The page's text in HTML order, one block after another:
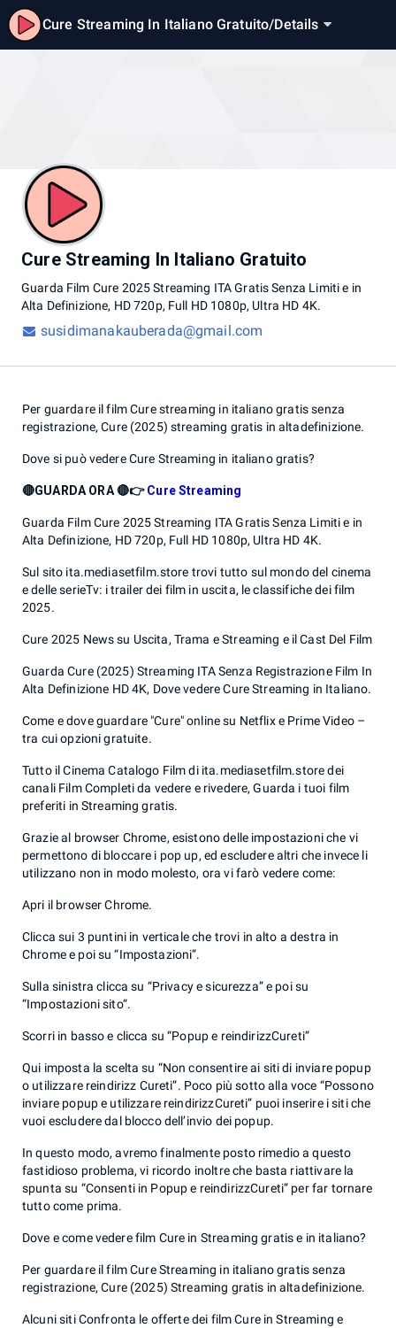
Cure Streaming In Italiano Gratuito/Details
Cure Streaming In Italiano Gratuito
Guarda Film Cure 2025 Streaming ITA Gratis Senza Limiti e in
Alta Definizione, HD720p, Full HD 1080p, Ultra HD 4K.
susidimanakauberada@gmail.com
Per guardare il film Cure streaming in italiano gratis senza
registrazione, Cure (2025) streaming gratis in altadefinizione.
Dove si può vedere Cure Streaming in italiano gratis?
🔴GUARDA ORA 🔴👉Cure Streaming
Guarda Film Cure 2025 Streaming ITA Gratis Senza Limiti e in
Alta Definizione, HD 720p, Full HD 1080p, Ultra HD 4K.
Sul sito ita.mediasetfilm.store trovi tutto sul mondo del cinema
e delle serieTv: i trailer dei film in uscita, le classifiche dei film
2025.
Cure 2025 News su Uscita, Trama e Streaming e il Cast Del Film
Guarda Cure (2025) Streaming ITA Senza Registrazione Film In
Alta Definizione HD 4K, Dove vedere Cure Streaming in Italiano.
Come e dove guardare "Cure" online su Netflix e Prime Video –
tra cui opzioni gratuite.
Tutto il Cinema Catalogo Film di ita.mediasetfilm.store dei
canali Film Completi da vedere e rivedere, Guarda i tuoi film
preferiti in Streaming gratis.
Grazie al browser Chrome, esistono delle impostazioni che vi
permettono di bloccare i pop up, ed escludere altri che invece li
utilizzano non in modo molesto, ora vi farò vedere come:
Apri il browser Chrome.
Clicca sui 3 puntini in verticale che trovi in alto a destra in
Chrome e poi su “Impostazioni”.
Sulla sinistra clicca su “Privacy e sicurezza” e poi su
“Impostazioni sito“.
Scorri in basso e clicca su “Popup e reindirizzCureti”
Qui imposta la scelta su “Non consentire ai siti di inviare popup
o utilizzare reindirizz Cureti”. Poco più sotto alla voce “Possono
inviare popup e utilizzare reindirizzCureti” puoi inserire i siti che
vuoi escludere dal blocco dell’invio dei popup.
In questo modo, avremo finalmente posto rimedio a questo
fastidioso problema, vi ricordo inoltre che basta riattivare la
spunta su “Consenti in Popup e reindirizzCureti” per far tornare
tutto come prima.
Dove e come vedere film Cure in Streaming gratis e in italiano?
Per guardare il film Cure Streaming in italiano gratis senza
registrazione, Cure (2025) Streaming gratis in altadefinizione.
Alcuni siti Confronta le offerte dei film Cure in Streaming e